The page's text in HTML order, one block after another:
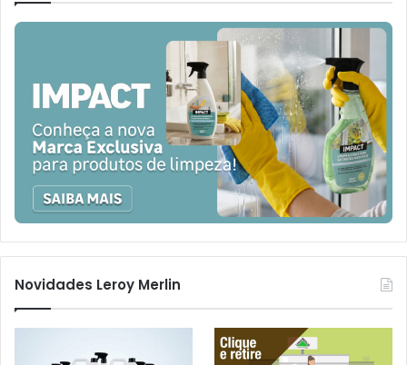
Novidades Leroy Merlin